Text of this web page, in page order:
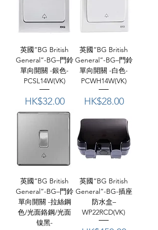
英國“BG British
General”-BG–門鈴
單向開關 -銀色-
PCSL14W(VK)
價格
HK$32.00
英國“BG British
General”-BG–門鈴
單向開關 -白色-
PCWH14W(VK)
價格
HK$28.00
英國“BG British
General”-BG–門鈴
單向開關 -拉絲鋼
色/光面鉻鋼/光面
镍黑-
英國“BG British
General”-BG-插座
防水盒–
WP22RCD(VK)